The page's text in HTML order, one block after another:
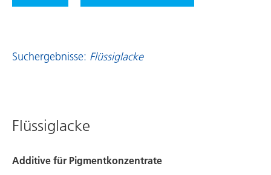
Suchergebnisse: Flüssiglacke
Flüssiglacke
Additive für Pigmentkonzentrate